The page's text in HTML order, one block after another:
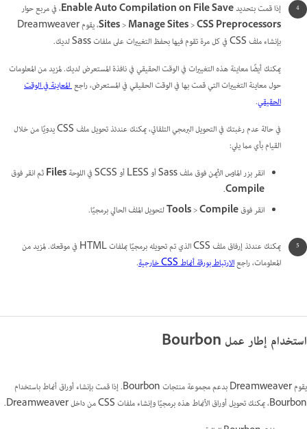
إذا قمت بتحديدEnable Auto Compilation on File Save، في مربع حوار
Sites>Manage Sites>CSS Preprocessors
، يقوم Dreamweaver
بإنشاء ملف CSS في كل مرة تقوم فيها بحفظ التغييرات على ملفات Sass لديك.
يمكنك أيضًا معاينة هذه التغييرات في الوقت الحقيقي في نافذة المستعرض لديك. لمزيد من المعلومات
حول معاينة التغييرات التي قمت بها في الوقت الحقيقي في المستعرض، راجعالمعاينة في الوقت
الحقيقي.
في حالة عدم رغبتك في التحويل البرمجي التلقائي، يمكنك عندئذ تحويل ملف CSS يدويًا من خلال
القيام بأي مما يلي:
انقر بزر الماوس الأيمن فوق ملف Sass أو LESS أو SCSS في اللوحة
Filesثم انقر فوق
Compile
.
انقر فوق
Tools>Compile لتحويل الملف الحالي برمجيًا.
يمكنك عندئذ إرفاق ملف CSS الذي تم تحويله برمجيًا بملفات HTML في موقعك. لمزيد من
المعلومات، راجعالارتباط بورقة أنماط CSS خارجية .
استخدام إطار عمل Bourbon
يقوم Dreamweaver بدعم مجموعة منتجات Bourbon. إذا قمت بإنشاء أوراق أنماط باستخدام
Bourbon، يمكنك تحويل أوراق الأنماط هذه برمجيًا وإنشاء ملفات CSS من داخل Dreamweaver.